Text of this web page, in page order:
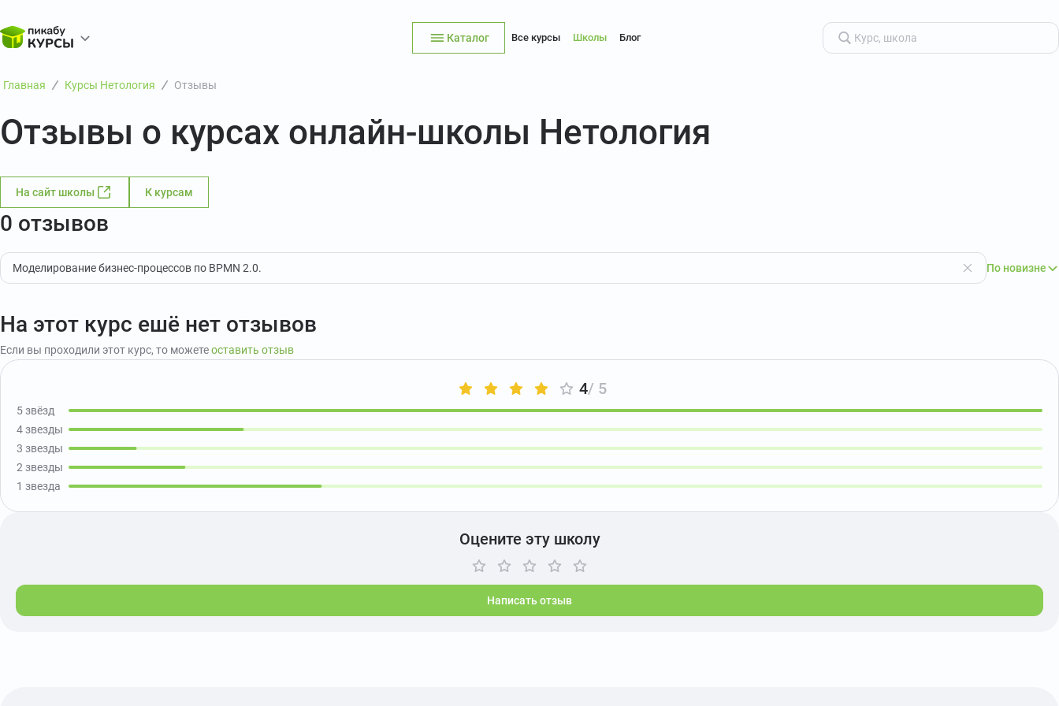
Каталог Все курсы Школы Блог
Главная Курсы Нетология Отзывы
Отзывы о курсах онлайн-школы Нетология
На сайт школы К курсам
0 отзывов
Моделирование бизнес-процессов по BPMN 2.0. По новизне
На этот курс ешё нет отзывов
Если вы проходили этот курс, то можетеоставить отзыв
4/ 5
5 звёзд
4 звезды
3 звезды
2 звезды
1 звезда
Оцените эту школу
Написать отзыв